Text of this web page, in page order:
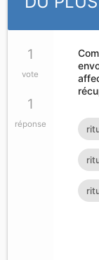
1
vote
1
réponse